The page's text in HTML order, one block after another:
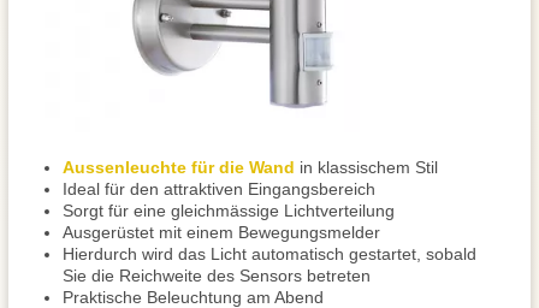
Aussenleuchte für die Wand in klassischem Stil
Ideal für den attraktiven Eingangsbereich
Sorgt für eine gleichmässige Lichtverteilung
Ausgerüstet mit einem Bewegungsmelder
Hierdurch wird das Licht automatisch gestartet, sobald
Sie die Reichweite des Sensors betreten
Praktische Beleuchtung am Abend